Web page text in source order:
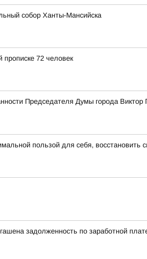
собор Ханты-Мансийска
прописке 72 человек
Председателя Думы города Виктор
пользой для себя, восстановить
задолженность по заработной